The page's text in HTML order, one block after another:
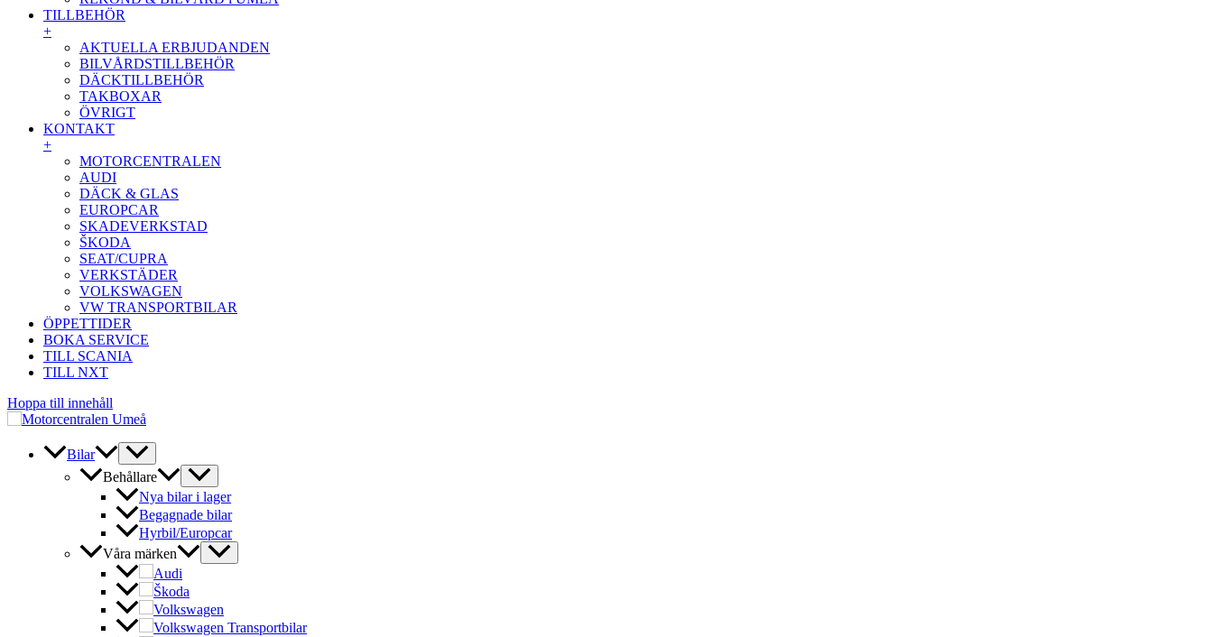
TILLBEHÖR
+
AKTUELLA ERBJUDANDEN
BILVÅRDSTILLBEHÖR
DÄCKTILLBEHÖR
TAKBOXAR
ÖVRIGT
KONTAKT
+
MOTORCENTRALEN
AUDI
DÄCK & GLAS
EUROPCAR
SKADEVERKSTAD
ŠKODA
SEAT/CUPRA
VERKSTÄDER
VOLKSWAGEN
VW TRANSPORTBILAR
ÖPPETTIDER
BOKA SERVICE
TILL SCANIA
TILL NXT
Hoppa till innehåll
Bilar
Behållare
Nya bilar i lager
Begagnade bilar
Hyrbil/Europcar
Våra märken
Audi
Škoda
Volkswagen
Volkswagen Transportbilar